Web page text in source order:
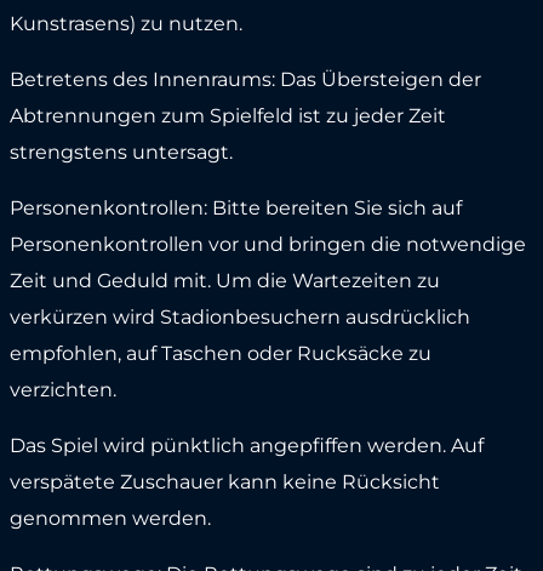
Kunstrasens) zu nutzen.
Betretens des Innenraums: Das Übersteigen der
Abtrennungen zum Spielfeld ist zu jeder Zeit
strengstens untersagt.
Personenkontrollen: Bitte bereiten Sie sich auf
Personenkontrollen vor und bringen die notwendige
Zeit und Geduld mit. Um die Wartezeiten zu
verkürzen wird Stadionbesuchern ausdrücklich
empfohlen, auf Taschen oder Rucksäcke zu
verzichten.
Das Spiel wird pünktlich angepfiffen werden. Auf
verspätete Zuschauer kann keine Rücksicht
genommen werden.